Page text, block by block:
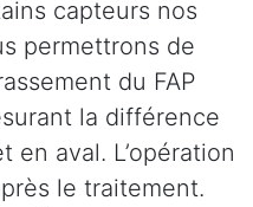
capteurs nos
permettrons de
du FAP
la différence
en aval. L’opération
le traitement.